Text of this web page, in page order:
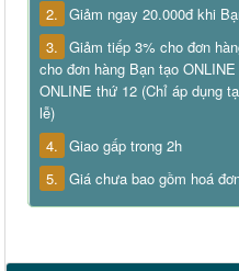
2. Giảm ngay 20.000đ khi
3. Giảm tiếp 3% cho đơn
cho đơn hàng Bạn tạo
ONLINE thứ 12 (Chỉ áp dụng
lễ)
4. Giao gấp trong 2h
5. Giá chưa bao gồm hoá